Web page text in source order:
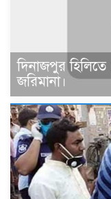
দিনাজপুর
জরিমানা।